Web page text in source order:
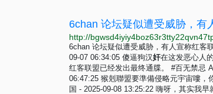
6chan 论坛疑似遭受威胁，有
6chan 论坛疑似遭受威胁，有人宣称红客
09-07 06:34:05 傻逼狗汉奸在这发恶心人
红客联盟已经发出最终通牒。 #百无禁忌
06:47:25 猴剋聯盟要準備侵略元宇宙嘍，
国 - 2025-09-08 13:25:22 嗨呀，其实我早